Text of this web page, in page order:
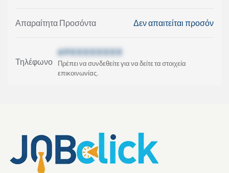
Απαραίτητα Προσόντα Δεν απαιτείται προσόν
Τηλέφωνο
69XXXXXXXX
Πρέπει να συνδεθείτε για να δείτε τα στοιχεία
επικοινωνίας.